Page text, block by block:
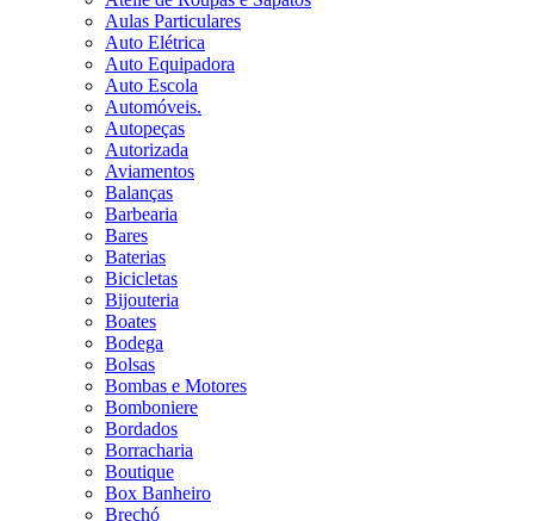
Aulas Particulares
Auto Elétrica
Auto Equipadora
Auto Escola
Automóveis.
Autopeças
Autorizada
Aviamentos
Balanças
Barbearia
Bares
Baterias
Bicicletas
Bijouteria
Boates
Bodega
Bolsas
Bombas e Motores
Bomboniere
Bordados
Borracharia
Boutique
Box Banheiro
Brechó